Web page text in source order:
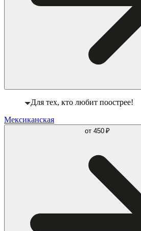
Для тех, кто любит поострее!
Мексиканская
от 450 ₽